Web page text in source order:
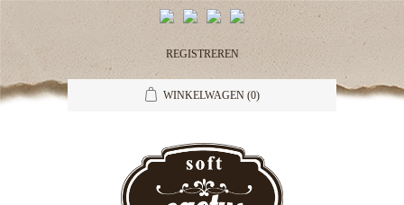
REGISTREREN
WINKELWAGEN (0)